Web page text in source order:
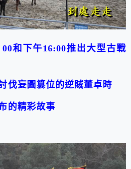
00和下午16:00推出大型古戰
伐妄圖篡位的逆賊董卓時
的精彩故事